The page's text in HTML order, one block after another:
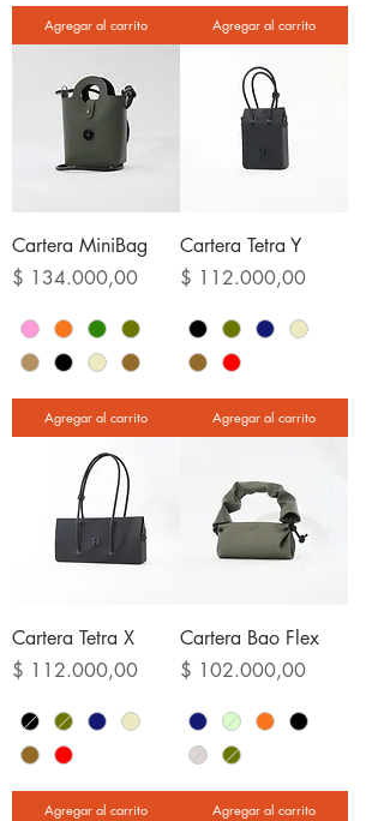
Agregar al carrito Agregar al carrito
Cartera MiniBag
Precio
$ 134.000,00
Agregar al carrito
Cartera Tetra Y
Precio
$ 112.000,00
Agregar al carrito
Cartera Tetra X
Precio
$ 112.000,00
Agregar al carrito
Cartera Bao Flex
Precio
$ 102.000,00
Agregar al carrito